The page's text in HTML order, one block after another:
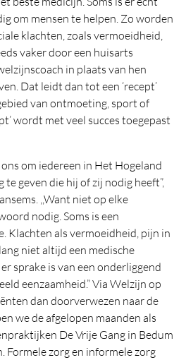
om mensen te helpen. Zo worden
klachten, zoals vermoeidheid,
vaker door een huisarts
in plaats van hen
Dat leidt dan tot een ‘recept’
van ontmoeting, sport of
wordt met veel succes toegepast
om iedereen in Het Hogeland
geven die hij of zij nodig heeft”,
,,Want niet op elke
nodig. Soms is een
Klachten als vermoeidheid, pijn in
niet altijd een medische
sprake is van een onderliggend
eenzaamheid.” Via Welzijn op
dan doorverwezen naar de
we de afgelopen maanden als
De Vrije Gang in Bedum
Formele zorg en informele zorg